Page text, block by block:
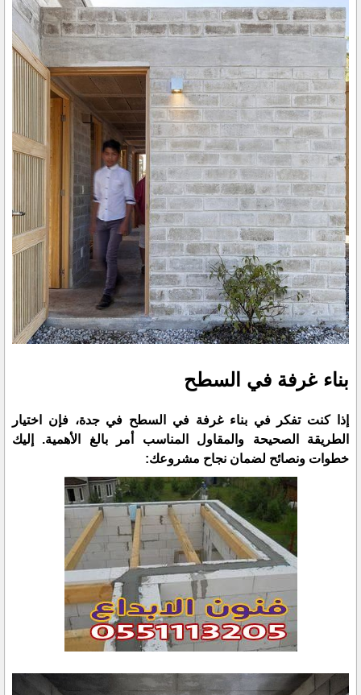
بناء غرفة في السطح
إذا كنت تفكر في بناء غرفة في السطح في جدة، فإن اختيار
الطريقة الصحيحة والمقاول المناسب أمر بالغ الأهمية. إليك
خطوات ونصائح لضمان نجاح مشروعك: